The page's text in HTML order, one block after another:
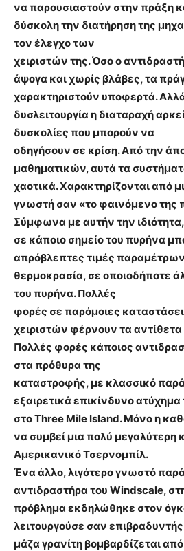
να παρουσιαστούν στην πράξη
δύσκολη την διατήρηση της
τον έλεγχο των
χειριστών της. Όσο ο
άψογα και χωρίς βλάβες, τα
χαρακτηριστούν υποφερτά.
δυσλειτουργία η διαταραχή
δυσκολίες που μπορούν να
οδηγήσουν σε κρίση. Από την
μαθηματικών, αυτά τα
χαοτικά. Χαρακτηρίζονται από
γνωστή σαν «το φαινόμενο της
Σύμφωνα με αυτήν την
σε κάποιο σημείο του πυρήνα
απρόβλεπτες τιμές
θερμοκρασία, σε οποιοδήποτε
του πυρήνα. Πολλές
φορές σε παρόμοιες
χειριστών φέρνουν τα
Πολλές φορές κάποιος
στα πρόθυρα της
καταστροφής, με κλασσικό
εξαιρετικά επικίνδυνο
στο Three Mile Island. Μόνο η
να συμβεί μια πολύ μεγαλύτερη
Αμερικανικό Τσερνομπίλ.
Ένα άλλο, λιγότερο γνωστό
αντιδραστήρα του Windscale,
πρόβλημα εκδηλώθηκε στον
λειτουργούσε σαν
μάζα γρανίτη βομβαρδίζεται